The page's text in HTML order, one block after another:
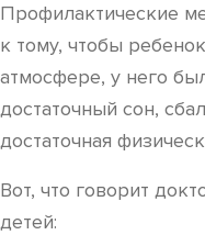
Профилактические
к тому, чтобы
атмосфере, у него
достаточный сон,
достаточная
Вот, что говорит
детей: